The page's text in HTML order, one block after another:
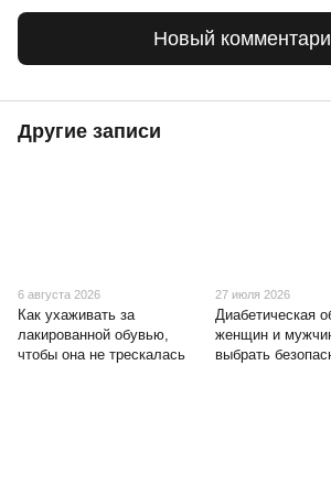
Новый
Другие записи
6 августа 2026
Как ухаживать за
лакированной обувью,
чтобы она не трескалась
27 июля 2026
Диабетическая
женщин и
выбрать